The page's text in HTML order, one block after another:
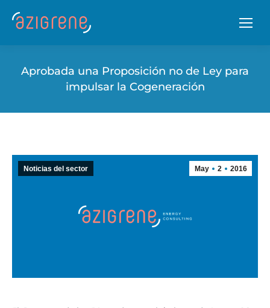
Aprobada una Proposición no de Ley para
impulsar la Cogeneración
May 2 2016
Noticias del sector